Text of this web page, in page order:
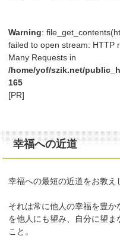
Warning:
failed to open stream: HTTP
Many Requests in
/home/yof/szik.net/
165
[PR]
幸福への近道
幸福への最短の近道をお教え
それは常に他人の幸福を豊か
を他人にも望み、自分に望
こと。